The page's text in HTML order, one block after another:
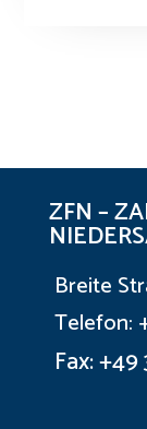
ZFN –
Breite
Telefon:
Fax: